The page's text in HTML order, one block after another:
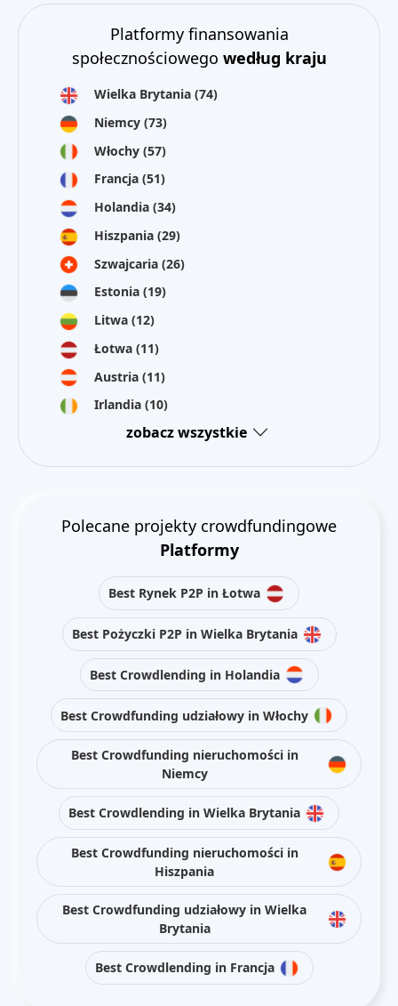
Platformy finansowania
społecznościowego według kraju
Wielka Brytania (74)
Niemcy (73)
Włochy (57)
Francja (51)
Holandia (34)
Hiszpania (29)
Szwajcaria (26)
Estonia (19)
Litwa (12)
Łotwa (11)
Austria (11)
Irlandia (10)
zobacz wszystkie
Polecane projekty crowdfundingowe
Platformy
Best Rynek P2P in Łotwa
Best Pożyczki P2P in Wielka Brytania
Best Crowdlending in Holandia
Best Crowdfunding udziałowy in Włochy
Best Crowdfunding nieruchomości in
Niemcy
Best Crowdlending in Wielka Brytania
Best Crowdfunding nieruchomości in
Hiszpania
Best Crowdfunding udziałowy in Wielka
Brytania
Best Crowdlending in Francja